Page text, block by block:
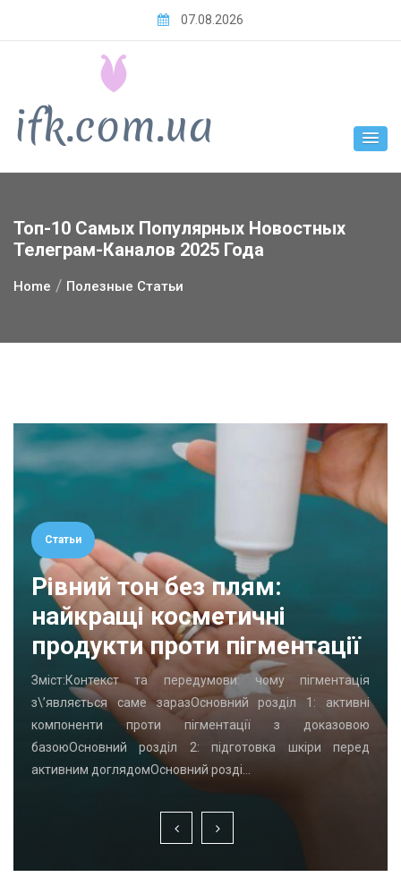
07.08.2026
Топ-10 Самых Популярных Новостных
Телеграм-Каналов 2025 Года
Home Полезные Статьи
Статьи
Рівний тон без плям:
найкращі косметичні
продукти проти пігментації
Зміст:Контекст та передумови: чому пігментація
з\’являється саме заразОсновний розділ 1: активні
компоненти проти пігментації з доказовою
базоюОсновний розділ 2: підготовка шкіри перед
активним доглядомОсновний розді…